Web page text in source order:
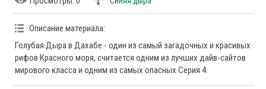
Описание материала:
Голубая Дыра в Дахабе - один из самый загадочных и красивых
рифов Красного моря, считается одним из лучших дайв-сайтов
мирового класса и одним из самых опасных.Серия 4.